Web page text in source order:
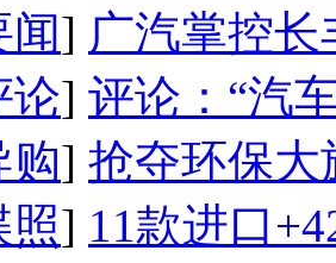
闻] 广汽掌控
论] 评论：“汽
购] 抢夺环保大
照] 11款进口